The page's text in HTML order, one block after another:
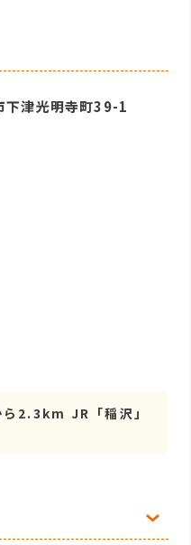
津光明寺町39-1
2.3km JR「稲沢」